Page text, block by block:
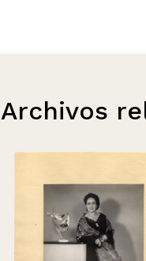
Archivos